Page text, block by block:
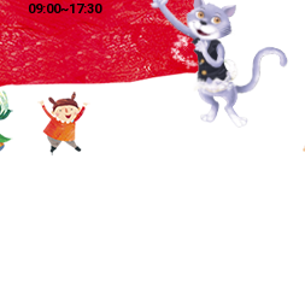
09:00~17:30